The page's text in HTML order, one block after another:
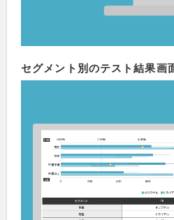
セグメント別のテスト結果画